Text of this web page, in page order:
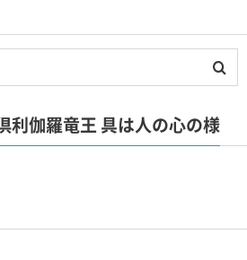
利伽羅竜王 具は人の心の様